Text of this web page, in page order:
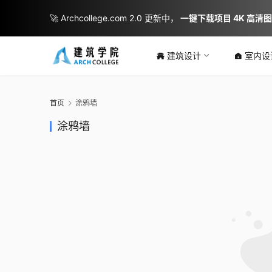
建筑设计 室内设
首页 涂鸦墙
涂鸦墙
🚀 Archcollege.com 2.0 更新中， 一键下载项目 4K 高清